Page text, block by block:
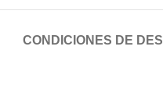
CONDICIONES DE